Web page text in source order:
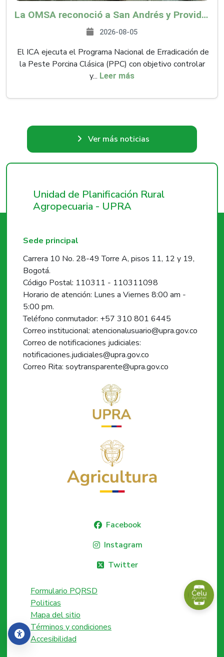
Accesibilidad
La OMSA reconoció a San Andrés y Providencia como zona libre de Peste Porcina Clásica (PPC)
2026-08-05
El ICA ejecuta el Programa Nacional de Erradicación de
la Peste Porcina Clásica (PPC) con objetivo controlar
y... Leer más
Ver más noticias
Unidad de Planificación Rural
Agropecuaria - UPRA
Sede principal
Carrera 10 No. 28-49 Torre A, pisos 11, 12 y 19,
Bogotá.
Código Postal: 110311 - 110311098
Horario de atención: Lunes a Viernes 8:00 am -
5:00 pm.
Teléfono conmutador: +57 310 801 6445
Correo institucional: atencionalusuario@upra.gov.co
Correo de notificaciones judiciales:
notificaciones.judiciales@upra.gov.co
Correo Rita: soytransparente@upra.gov.co
Facebook
Instagram
Twitter
Formulario PQRSD
Politicas
Mapa del sitio
Términos y condiciones
Accesibilidad